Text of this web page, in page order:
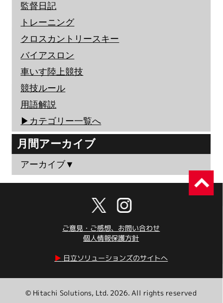
監督日記
トレーニング
クロスカントリースキー
バイアスロン
車いす陸上競技
競技ルール
用語解説
▶︎カテゴリー一覧へ
月間アーカイブ
アーカイブ▼
ご意見・ご感想、お問い合わせ
個人情報保護方針
▶︎ 日立ソリューションズのサイトへ
© Hitachi Solutions, Ltd. 2026. All rights reserved